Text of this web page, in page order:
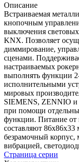
Описание
Встраиваемая
кнопочным
выключения
KNX. Позволяет
диммирование,
сценами.
настраиваемых
выполнять функции
исполнительными
мировых
SIEMENS, ZENNIO и
при помощи
функции. Питание
составляют
безрамочный
вибрацией,
Страница серии